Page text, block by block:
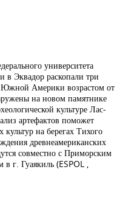
университета
Эквадор раскопали три
Южной Америки возрастом от
на новом памятнике
культуре Лас-
артефактов поможет
на берегах Тихого
древнеамериканских
совместно с Приморским
в г. Гуаякиль (ESPOL ,